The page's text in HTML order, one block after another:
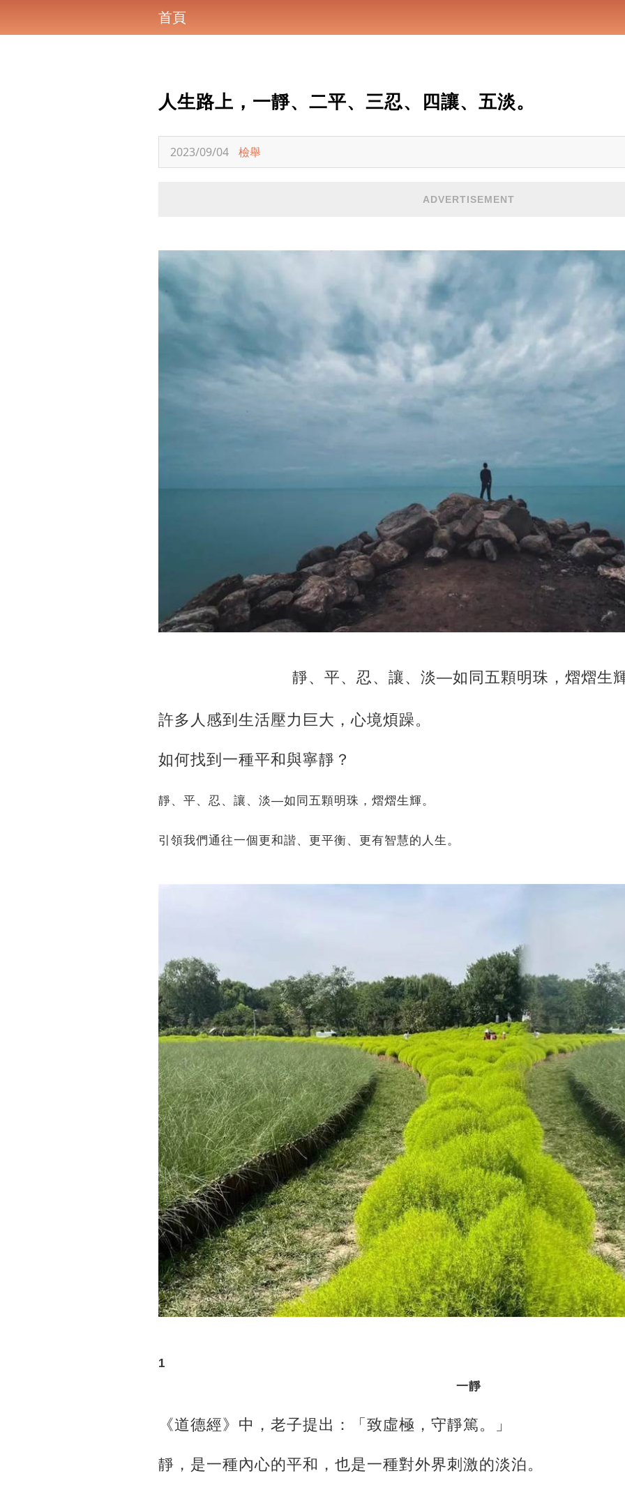
首頁
人生路上，一靜、二平、三忍、四讓、五淡。
2023/09/04 檢舉
ADVERTISEMENT
靜、平、忍、讓、淡—如同五顆明珠，熠熠生
許多人感到生活壓力巨大，心境煩躁。
如何找到一種平和與寧靜？
靜、平、忍、讓、淡—如同五顆明珠，熠熠生輝。
引領我們通往一個更和諧、更平衡、更有智慧的人生。
1
一靜
《道德經》中，老子提出：「致虛極，守靜篤。」
靜，是一種內心的平和，也是一種對外界刺激的淡泊。